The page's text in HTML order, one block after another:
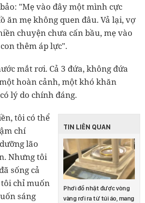
"Mẹ vào đây một mình cực
ăn mẹ không quen đâu. Vả lại, vợ
chuyện chưa cấn bầu, mẹ vào
thêm áp lực".
mắt rơi. Cả 3 đứa, không đứa
hoàn cảnh, một khó khăn
lý do chính đáng.
TIN LIÊN QUAN
Phơi đồ nhặt được vòng
vàng rơi ra từ túi áo, mang
tôi có thể
chí
lão
Nhưng tôi
sống cả
chỉ muốn
sáng